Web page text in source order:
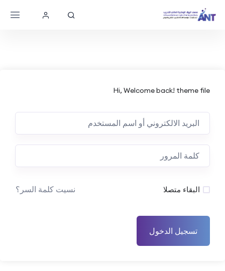
Hi, Welcome back! theme file
البقاء متصلا نسيت كلمة السر؟
تسجيل الدخول